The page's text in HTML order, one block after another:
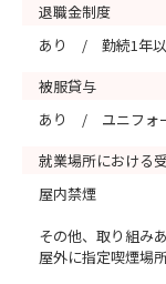
退職金制度
あり / 勤続1年以
被服貸与
あり / ユニフォー
就業場所における
屋内禁煙
その他、取り組み
屋外に指定喫煙場